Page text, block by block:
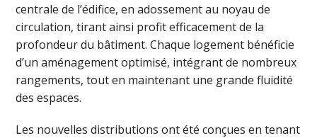
centrale de l’édifice, en adossement au noyau de
circulation, tirant ainsi profit efficacement de la
profondeur du bâtiment. Chaque logement bénéficie
d’un aménagement optimisé, intégrant de nombreux
rangements, tout en maintenant une grande fluidité
des espaces.
Les nouvelles distributions ont été conçues en tenant